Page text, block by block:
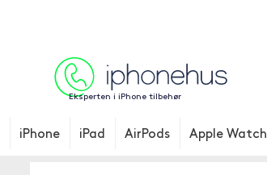
Eksperten i iPhone tilbehør
iPhone iPad AirPods Apple Watch